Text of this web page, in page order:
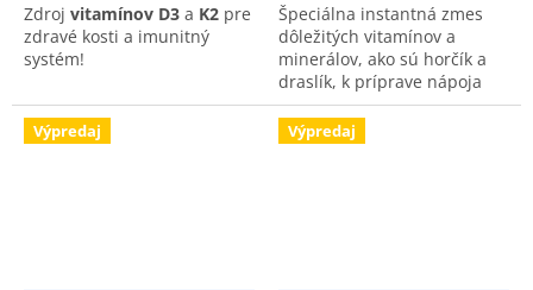
Zdroj vitamínov D3 a K2 pre
zdravé kosti a imunitný
systém!
Špeciálna instantná zmes
dôležitých vitamínov a
minerálov, ako sú horčík a
draslík, k príprave nápoja
pre doplnenie tekutín a
potrebných látok po
športovej aktivite. Efektívne
Výpredaj Výpredaj